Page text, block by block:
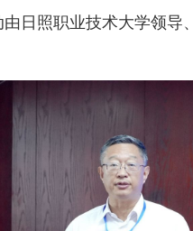
日照职业技术大学领导